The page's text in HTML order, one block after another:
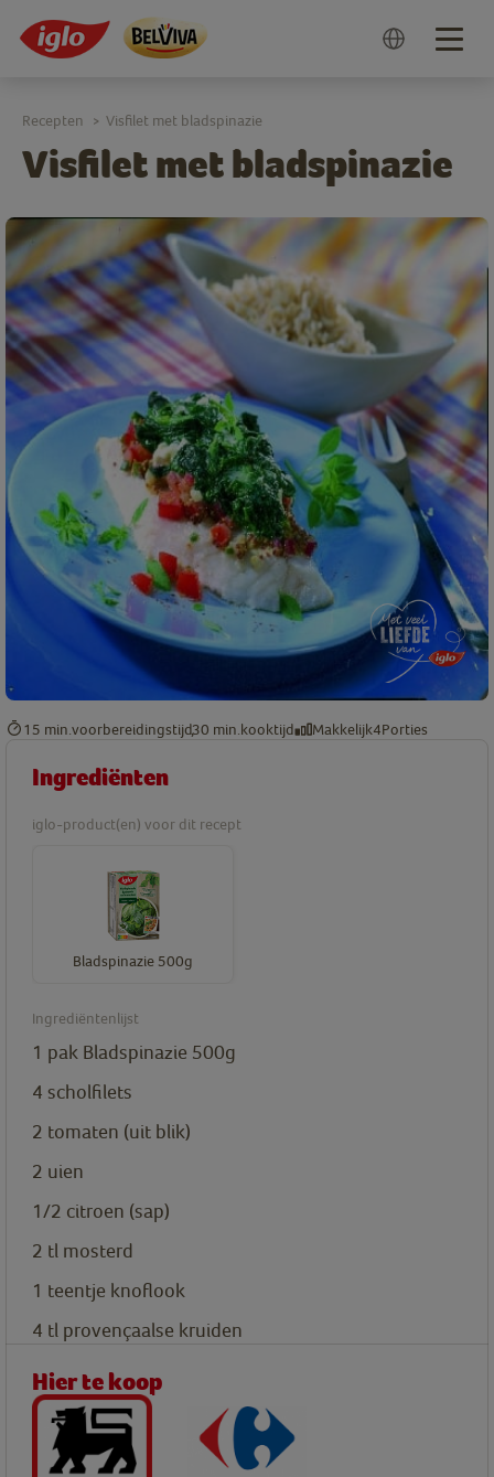
Visfilet met bladspinazie
Recepten > Visfilet met bladspinazie
15 min. voorbereidingstijd30 min. kooktijd Makkelijk4Porties
Ingrediënten
iglo-product(en) voor dit recept
Bladspinazie 500g
Ingrediëntenlijst
1 pak Bladspinazie 500g
4 scholfilets
2 tomaten (uit blik)
2 uien
1/2 citroen (sap)
2 tl mosterd
1 teentje knoflook
4 tl provençaalse kruiden
Hier te koop